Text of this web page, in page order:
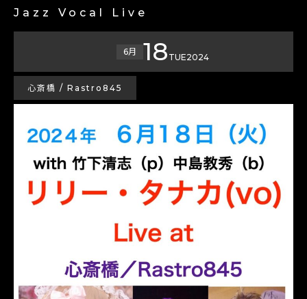
Jazz Vocal Live
6月 18 TUE2024
心斎橋 / Rastro845